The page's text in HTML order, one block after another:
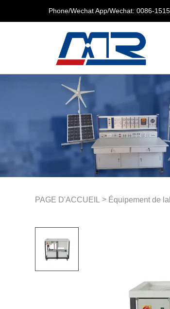
Phone/Wechat App/Wechat: 0086-
PAGE D'ACCUEIL > Équipement de